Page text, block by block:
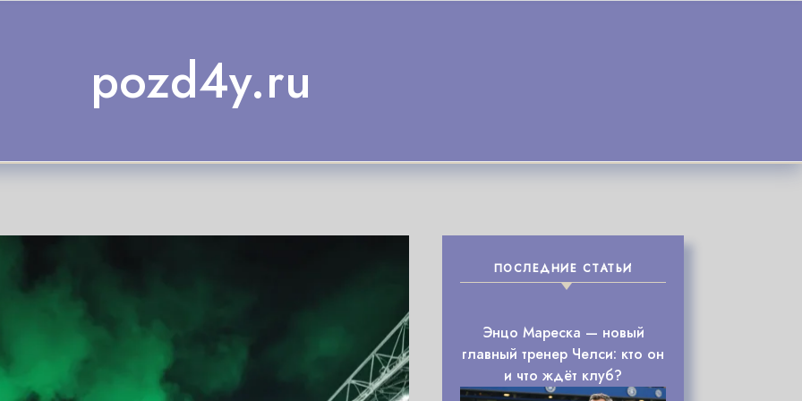
pozd4y.ru
ПОСЛЕДНИЕ СТАТЬИ
Энцо Мареска — новый
главный тренер Челси: кто он
и что ждёт клуб?